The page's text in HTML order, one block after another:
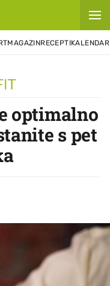
MAGAZINRECEPTIKALENDAR
optimalno
s pet